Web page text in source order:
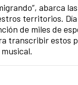
abarca
territorios.
de miles de
transcribir estos